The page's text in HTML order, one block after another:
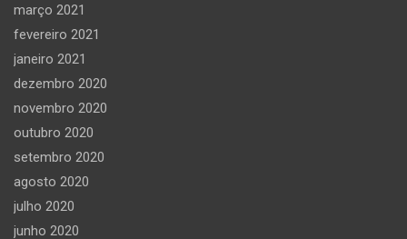
março 2021
fevereiro 2021
janeiro 2021
dezembro 2020
novembro 2020
outubro 2020
setembro 2020
agosto 2020
julho 2020
junho 2020